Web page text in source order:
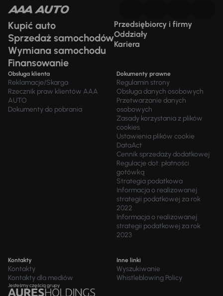
Kupić auto
Sprzedaż samochodów
Wymiana samochodu
Finansowanie
Przedsiębiorcy i firmy
Oddziały
Kariera
Obsługa klienta
Reklamacje/Skarga
Rzecznik praw klientów AAA
AUTO
Dokumenty do pobrania
Dokumenty prawne
Regulamin strony
Obsługa danych osobowych
Przetwarzanie danych
osobowych
Zasady korzystania z plików
cookies
Ustawienia plików cookie
DataAct
Cennik sprzedaży dodatkowej
Regulacje dot. płatności
gotówką
Strategia podatkowa
Informacja o realizowanej
strategii podatkowej za rok
2022
Informacja o realizowanej
strategii podatkowej za rok
2023
Kontakty
Kontakty
Kontakty dla mediów
Inne linki
Wyszukiwanie
Whistleblowing Policy
Jesteśmy częścią grupy